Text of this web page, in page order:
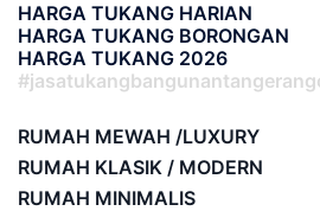
HARGA TUKANG HARIAN
HARGA TUKANG BORONGAN
HARGA TUKANG 2026
RUMAH MEWAH /LUXURY
RUMAH KLASIK / MODERN
RUMAH MINIMALIS